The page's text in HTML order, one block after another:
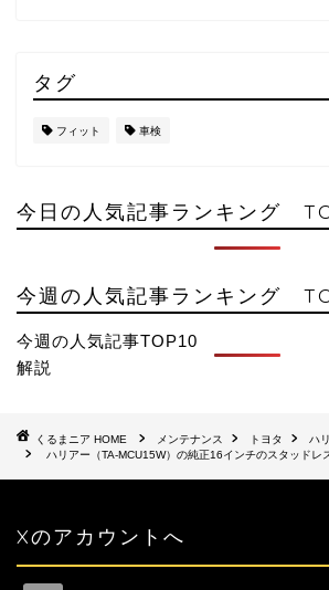
タグ
フィット 車検
今日の人気記事ランキング
今週の人気記事ランキング
今週の人気記事TOP10
解説
HOME メンテナンス トヨタ
ハ
ハリアー（TA-MCU15W）の純正16インチのスタッドレ
Xのアカウントへ